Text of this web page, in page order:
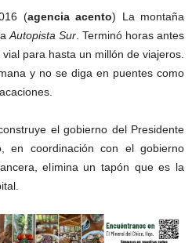
(agencia acento) La montaña
Autopista Sur . Terminó horas antes
para hasta un millón de viajeros.
y no se diga en puentes como
el gobierno del Presidente
en coordinación con el gobierno
elimina un tapón que es la